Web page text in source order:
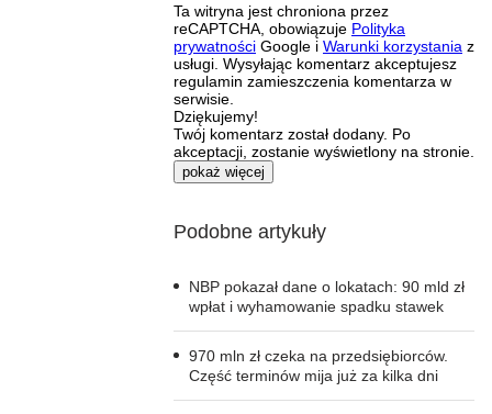
Ta witryna jest chroniona przez
reCAPTCHA, obowiązuje Polityka
prywatności Google i Warunki korzystania z
usługi. Wysyłając komentarz akceptujesz
regulamin zamieszczenia komentarza w
serwisie.
Dziękujemy!
Twój komentarz został dodany. Po
akceptacji, zostanie wyświetlony na stronie.
pokaż więcej
Podobne artykuły
NBP pokazał dane o lokatach: 90 mld zł
wpłat i wyhamowanie spadku stawek
970 mln zł czeka na przedsiębiorców.
Część terminów mija już za kilka dni